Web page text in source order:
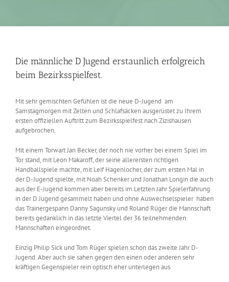
Die männliche D Jugend erstaunlich erfolgreich
beim Bezirksspielfest.
Mit sehr gemischten Gefühlen ist die neue D-Jugend am
Samstagmorgen mit Zelten und Schlafsäcken ausgerüstet zu Ihrem
ersten offiziellen Auftritt zum Bezirksspielfest nach Zizishausen
aufgebrochen.
Mit einem Torwart Jan Becker, der noch nie vorher bei einem Spiel im
Tor stand, mit Leon Makaroff, der seine allerersten richtigen
Handballspiele machte, mit Leif Hagenlocher, der zum ersten Mal in
der D-Jugend spielte, mit Noah Schenker und Jonathan Longin die auch
aus der E-Jugend kommen aber bereits im Letzten Jahr Spielerfahrung
in der D Jugend gesammelt haben und ohne Auswechselspieler haben
das Trainergespann Danny Sagunsky und Roland Rüger die Mannschaft
bereits gedanklich in das letzte Viertel der 36 teilnehmenden
Mannschaften eingeordnet.
Einzig Philip Sick und Tom Rüger spielen schon das zweite Jahr D-
Jugend. Aber auch sie sahen gegen den einen oder anderen sehr
kräftigen Gegenspieler rein optisch eher unterlegen aus.